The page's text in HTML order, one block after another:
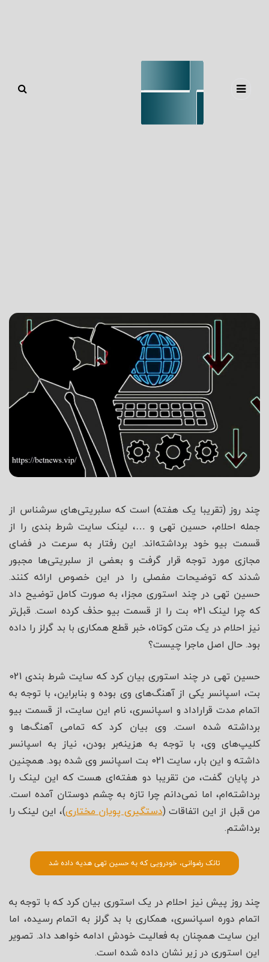
شاه
چند روز (تقریبا یک هفته) است که سلبریتی‌های سرشناس از
جمله احلام، حسین تهی و …، لینک سایت شرط بندی را از
قسمت بیو خود برداشته‌اند. این رفتار به سرعت در فضای
مجازی مورد توجه قرار گرفت و بعضی از سلبریتی‌ها مجبور
شدند که توضیحات مفصلی را در این خصوص ارائه کنند.
حسین تهی در چند استوری مجزا، به صورت کامل توضیح داد
که چرا لینک 021 بت را از قسمت بیو حذف کرده است. قبل‌تر
نیز احلام در یک متن کوتاه، خبر قطع همکاری با بد گرلز را داده
بود. حال اصل ماجرا چیست؟
حسین تهی در چند استوری بیان کرد که سایت شرط بندی 021
بت، اسپانسر یکی از آهنگ‌های وی بوده و بنابراین، با توجه به
اتمام مدت قراراداد و اسپانسری، نام این سایت، از قسمت بیو
برداشته شده است. وی بیان کرد که تمامی آهنگ‌ها و
کلیپ‌های وی، با توجه به هزینه‌بر بودن، نیاز به اسپانسر
داشته و این بار، سایت 021 بت اسپانسر وی شده بود. همچنین
در پایان گفت، من تقریبا دو هفته‌ای هست که این لینک را
برداشته‌ام، اما نمی‌دانم چرا تازه به چشم دوستان آمده است.
من قبل از این اتفاقات (دستگیری پویان مختاری)، این لینک را
برداشتم.
تانک رضوانی، خودرویی که به حسین تهی هدیه داده شد
چند روز پیش نیز احلام در یک استوری بیان کرد که با توجه به
اتمام دوره اسپانسری، همکاری با بد گرلز به اتمام رسیده، اما
این سایت همچنان به فعالیت خودش ادامه خواهد داد. تصویر
این استوری در زیر نشان داده شده است.